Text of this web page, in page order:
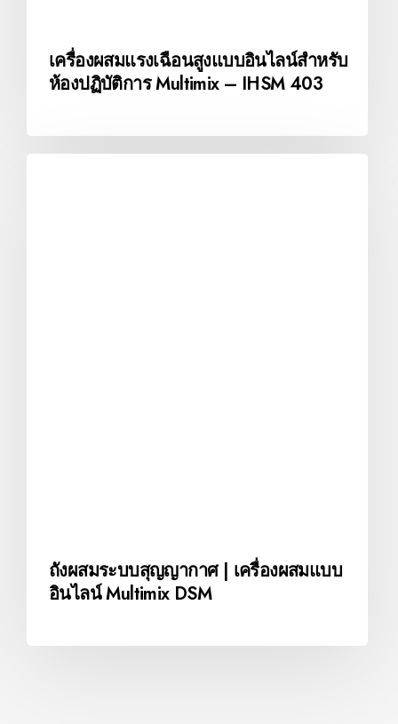
เครื่องผสมแรงเฉือนสูงแบบอินไลน์สำหรับ
ห้องปฏิบัติการ Multimix – IHSM 403
ถังผสมระบบสุญญากาศ | เครื่องผสมแบบ
อินไลน์ Multimix DSM